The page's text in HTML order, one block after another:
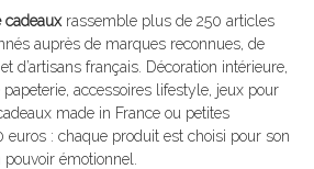
cadeauxrassemble plus de 250 articles
auprès de marques reconnues, de
d’artisans français. Décoration intérieure,
accessoires lifestyle, jeux pour
made in France ou petites
euros : chaque produit est choisi pour son
émotionnel.